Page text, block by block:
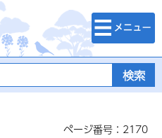
検索・メニュ
ー
ページ番号：2170